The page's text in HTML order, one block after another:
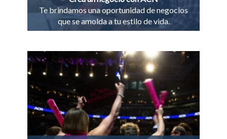
Te brindamos una oportunidad de negocios
que se amolda a tu estilo de vida.